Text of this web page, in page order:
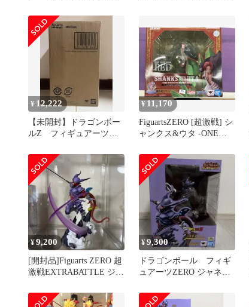
¥ 12,222
【未開封】ドラゴンボー
ルZ フィギュアーツ
人ゴジータ
¥11,170
FiguartsZERO [超激戦] シ
ャンクス&ウタ -ONE
ンピース/S.H.Figuarts(フ
ィギュアーツ)
¥9,200
[開封品]Figuarts ZERO 超
激戦EXTRABATTLE ジャ
¥9,300
ドラゴンボール フィギ
ュアーツZERO ジャネン